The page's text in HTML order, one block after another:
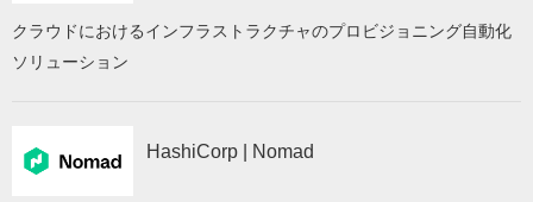
クラウドにおけるインフラストラクチャのプロビジョニング自動化
ソリューション
HashiCorp | Nomad